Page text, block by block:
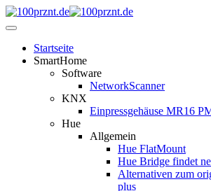
Startseite
SmartHome
Software
NetworkScanner
KNX
Einpressgehäuse MR16
Hue
Allgemein
Hue FlatMount
Hue Bridge findet
Alternativen zum
plus